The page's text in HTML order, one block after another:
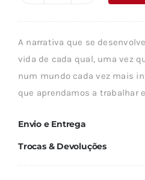
era:
é:
POSITIVO
A narrativa que se
vida de cada qual, uma vez
num mundo cada vez mais
que aprendamos a trabalhar
Envio e Entrega
Trocas & Devoluções